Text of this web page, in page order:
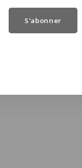
S'abonner